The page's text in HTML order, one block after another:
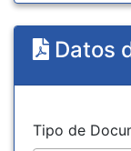
Datos
Tipo de